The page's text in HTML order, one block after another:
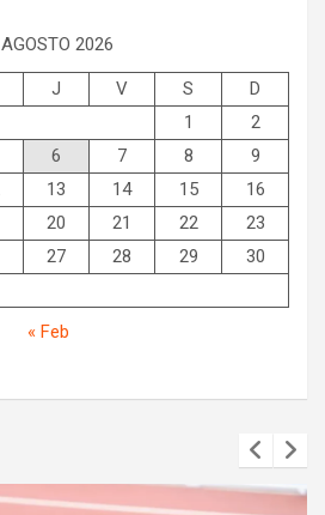
AGOSTO 2026
J V S
D
1
2
6 7 8
9
13 14 15
16
20 21 22
23
27 28 29
30
« Feb